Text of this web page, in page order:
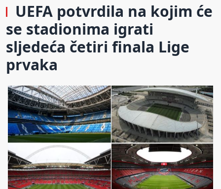
UEFA potvrdila na kojim će
se stadionima igrati
sljedeća četiri finala Lige
prvaka